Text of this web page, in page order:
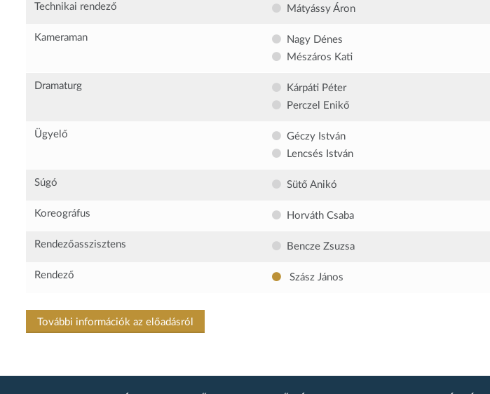
Technikai rendező Mátyássy Áron
Kameraman
Nagy Dénes
Mészáros Kati
Dramaturg
Kárpáti Péter
Perczel Enikő
Ügyelő
Géczy István
Lencsés István
Súgó Sütő Anikó
Koreográfus Horváth Csaba
Rendezőasszisztens Bencze Zsuzsa
Rendező Szász János
További információk az előadásról